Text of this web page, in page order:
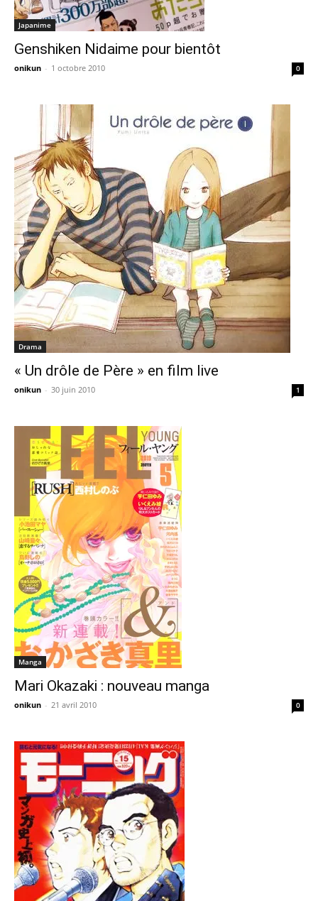
Japanime
Genshiken Nidaime pour bientôt
onikun - 1 octobre 2010 0
Drama
« Un drôle de Père » en film live
onikun - 30 juin 2010 1
Manga
Mari Okazaki : nouveau manga
onikun - 21 avril 2010 0